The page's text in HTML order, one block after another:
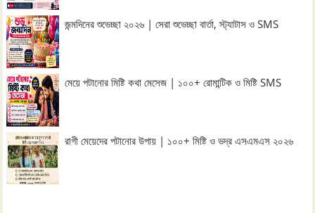
জন্মদিনের শুভেচ্ছা ২০২৬ | সেরা শুভেচ্ছা বার্তা, স্ট্যাটাস ও SMS
মেয়ে পটানোর মিষ্টি কথা মেসেজ | ১০০+ রোমান্টিক ও মিষ্টি SMS
রাগী মেয়েদের পটানোর উপায় | ১০০+ মিষ্টি ও ভদ্র এসএমএস ২০২৬